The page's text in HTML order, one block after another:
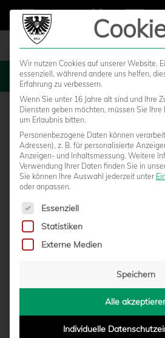
MENU
„WIR KÖNNEN SEHR, SEHR
vonMoritz Schwegmann|
Wir nutzen Cookies auf unserer Website.
essenziell, während andere uns helfen,
Erfahrung zu verbessern.
Wenn Sie unter 16 Jahre alt sind und Ihre
Diensten geben möchten, müssen Sie
um Erlaubnis bitten.
Personenbezogene Daten können
Adressen), z. B. für personalisierte
Anzeigen- und Inhaltsmessung. Weitere
Verwendung Ihrer Daten finden Sie in
Sie können Ihre Auswahl jederzeit unter
oder anpassen.
Es folgt eine Liste der Service-
Essenziell
Statistiken
Externe Medien
Speichern
Alle
Individuelle